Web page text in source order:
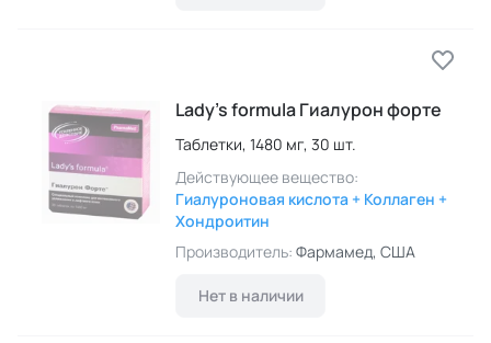
Lady’s formula Гиалурон форте
Таблетки, 1480 мг, 30 шт.
Действующее вещество:
Гиалуроновая кислота + Коллаген +
Хондроитин
Производитель: Фармамед, США
Нет в наличии